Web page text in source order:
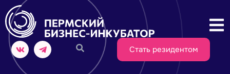
Стать резидентом